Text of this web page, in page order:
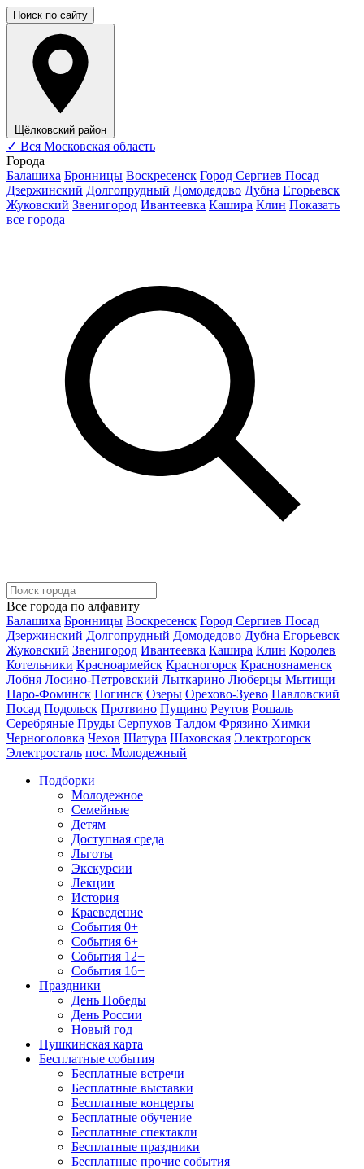
Поиск по сайту
Щёлковский район
✓ Вся Московская область
Города
Балашиха Бронницы Воскресенск Город Сергиев Посад
Дзержинский Долгопрудный Домодедово Дубна Егорьевск
Жуковский Звенигород Ивантеевка Кашира Клин Показать
все города
Все города по алфавиту
Балашиха Бронницы Воскресенск Город Сергиев Посад
Дзержинский Долгопрудный Домодедово Дубна Егорьевск
Жуковский Звенигород Ивантеевка Кашира Клин Королев
Котельники Красноармейск Красногорск Краснознаменск
Лобня Лосино-Петровский Лыткарино Люберцы Мытищи
Наро-Фоминск Ногинск Озеры Орехово-Зуево Павловский
Посад Подольск Протвино Пущино Реутов Рошаль
Серебряные Пруды Серпухов Талдом Фрязино Химки
Черноголовка Чехов Шатура Шаховская Электрогорск
Электросталь пос. Молодежный
Подборки
Молодежное
Семейные
Детям
Доступная среда
Льготы
Экскурсии
Лекции
История
Краеведение
События 0+
События 6+
События 12+
События 16+
Праздники
День Победы
День России
Новый год
Пушкинская карта
Бесплатные события
Бесплатные встречи
Бесплатные выставки
Бесплатные концерты
Бесплатные обучение
Бесплатные спектакли
Бесплатные праздники
Бесплатные прочие события